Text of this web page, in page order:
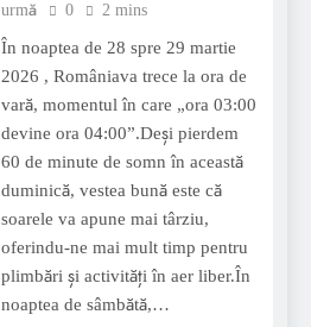
urmă
0 2 mins
În noaptea de 28 spre 29 martie
2026 , Româniava trece la ora de
vară, momentul în care „ora 03:00
devine ora 04:00”.Deși pierdem
60 de minute de somn în această
duminică, vestea bună este că
soarele va apune mai târziu,
oferindu-ne mai mult timp pentru
plimbări și activități în aer liber.În
noaptea de sâmbătă,…